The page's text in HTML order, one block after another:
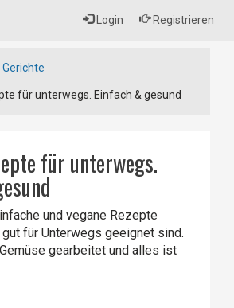
Login Registrieren
für unterwegs. Einfach & gesund
für unterwegs.
und vegane Rezepte
für Unterwegs geeignet sind.
gearbeitet und alles ist